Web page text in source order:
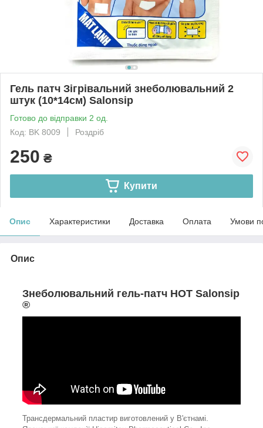
Гель патч Зігрівальний знеболювальний 2
штук (10*14см) Salonsip
Готово до відправки 2 од.
Код: BK 8009
Роздріб
250 ₴
Купити
Опис Характеристики Доставка Оплата Умови
Опис
Знеболювальний гель-патч HOT Salonsip
®
Трансдермальний пластир виготовлений у В'єтнамі.